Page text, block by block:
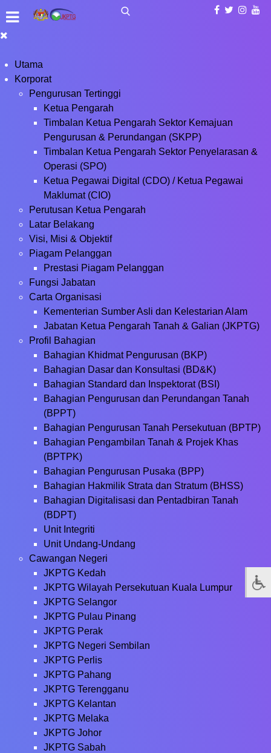
Utama
Korporat
Pengurusan Tertinggi
Ketua Pengarah
Timbalan Ketua Pengarah Sektor Kemajuan
Pengurusan & Perundangan (SKPP)
Timbalan Ketua Pengarah Sektor Penyelarasan &
Operasi (SPO)
Ketua Pegawai Digital (CDO) / Ketua Pegawai
Maklumat (CIO)
Perutusan Ketua Pengarah
Latar Belakang
Visi, Misi & Objektif
Piagam Pelanggan
Prestasi Piagam Pelanggan
Fungsi Jabatan
Carta Organisasi
Kementerian Sumber Asli dan Kelestarian Alam
Jabatan Ketua Pengarah Tanah & Galian (JKPTG)
Profil Bahagian
Bahagian Khidmat Pengurusan (BKP)
Bahagian Dasar dan Konsultasi (BD&K)
Bahagian Standard dan Inspektorat (BSI)
Bahagian Pengurusan dan Perundangan Tanah
(BPPT)
Bahagian Pengurusan Tanah Persekutuan (BPTP)
Bahagian Pengambilan Tanah & Projek Khas
(BPTPK)
Bahagian Pengurusan Pusaka (BPP)
Bahagian Hakmilik Strata dan Stratum (BHSS)
Bahagian Digitalisasi dan Pentadbiran Tanah
(BDPT)
Unit Integriti
Unit Undang-Undang
Cawangan Negeri
JKPTG Kedah
JKPTG Wilayah Persekutuan Kuala Lumpur
JKPTG Selangor
JKPTG Pulau Pinang
JKPTG Perak
JKPTG Negeri Sembilan
JKPTG Perlis
JKPTG Pahang
JKPTG Terengganu
JKPTG Kelantan
JKPTG Melaka
JKPTG Johor
JKPTG Sabah